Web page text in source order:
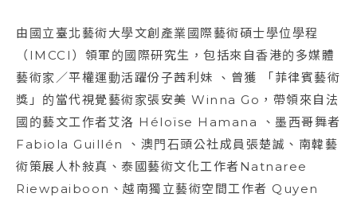
由國⽴臺北藝術⼤學⽂創產業國際藝術碩⼠學位學程
（IMCCI）領軍的國際研究⽣，包括來⾃⾹港的多媒體
藝術家／平權運動活躍份⼦茜利妹 、曾獲 「菲律賓藝術
獎」的當代視覺藝術家張安美 Winna Go，帶領來⾃法
國的藝⽂⼯作者艾洛 Héloïse Hamana 、墨⻄哥舞者
Fabiola Guillén 、澳⾨⽯頭公社成員張楚誠、南韓藝
術策展⼈朴敍真、泰國藝術⽂化⼯作者Natnaree
Riewpaiboon、越南獨⽴藝術空間⼯作者 Quyen